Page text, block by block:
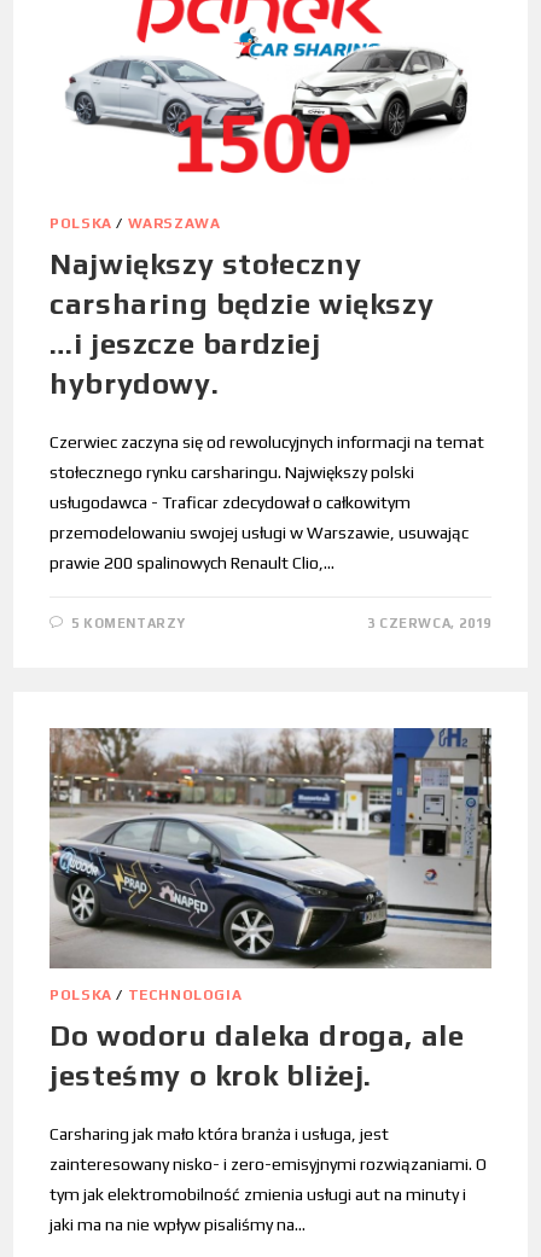
POLSKA / WARSZAWA
Największy stołeczny
carsharing będzie większy
…i jeszcze bardziej
hybrydowy.
Czerwiec zaczyna się od rewolucyjnych informacji na temat
stołecznego rynku carsharingu. Największy polski
usługodawca - Traficar zdecydował o całkowitym
przemodelowaniu swojej usługi w Warszawie, usuwając
prawie 200 spalinowych Renault Clio,…
5 KOMENTARZY 3 CZERWCA, 2019
POLSKA / TECHNOLOGIA
Do wodoru daleka droga, ale
jesteśmy o krok bliżej.
Carsharing jak mało która branża i usługa, jest
zainteresowany nisko- i zero-emisyjnymi rozwiązaniami. O
tym jak elektromobilność zmienia usługi aut na minuty i
jaki ma na nie wpływ pisaliśmy na…